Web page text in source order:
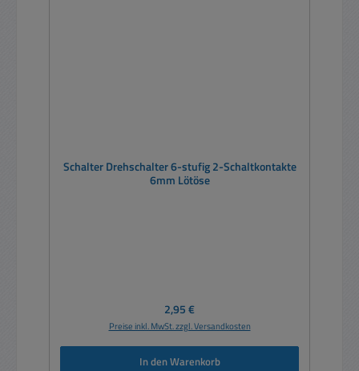
Schalter Drehschalter 6-stufig 2-Schaltkontakte
6mm Lötöse
Regulärer Preis:
2,95 €
Preise inkl. MwSt. zzgl. Versandkosten
In den Warenkorb